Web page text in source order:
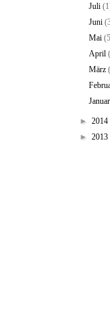
Juli
Juni
Mai
April
März
► 2014
► 2013